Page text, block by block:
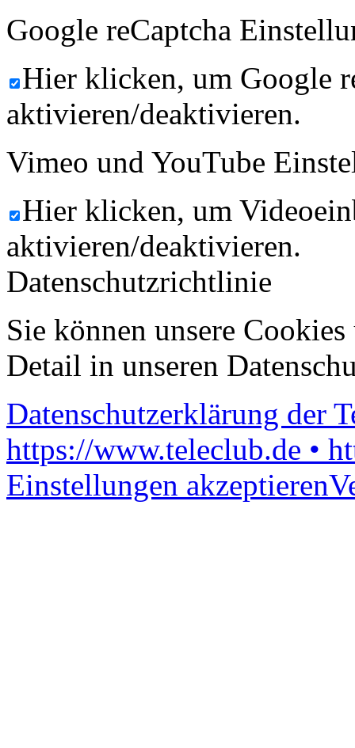
Google reCaptcha
Hier klicken, um Google
aktivieren/deaktivieren.
Vimeo und YouTube
Hier klicken, um
aktivieren/deaktivieren.
Datenschutzrichtlinie
Sie können unsere
Detail in unseren
Datenschutzerklärung der
https://www.teleclub.de •
Einstellungen akzeptieren